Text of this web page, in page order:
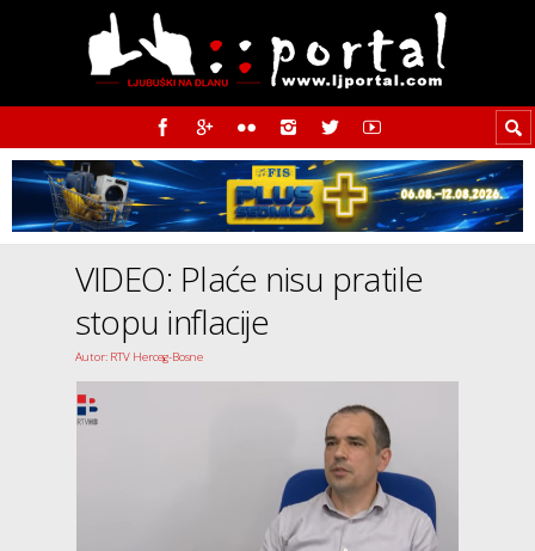
VIDEO: Plaće nisu pratile
stopu inflacije
Autor: RTV Herceg-Bosne